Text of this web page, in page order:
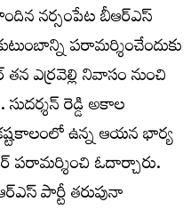
నర్సంపేట బీఆర్ఎస్
పరామర్శించేందుకు
ఎర్రవెల్లి నివాసం నుంచి
సుదర్శన్ రెడ్డి అకాల
ఉన్న ఆయన భార్య
పరామర్శించి ఓదార్చారు.
పార్టీ తరుపునా